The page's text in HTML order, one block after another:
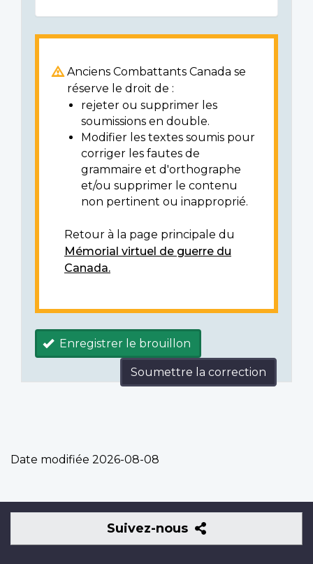
Anciens Combattants Canada se
réserve le droit de :
rejeter ou supprimer les
soumissions en double.
Modifier les textes soumis pour
corriger les fautes de
grammaire et d'orthographe
et/ou supprimer le contenu
non pertinent ou inapproprié.
Retour à la page principale du
Mémorial virtuel de guerre du
Canada.
Enregistrer le brouillon
Soumettre la correction
Date modifiée 2026-08-08
Suivez-nous
Suivez-
nous